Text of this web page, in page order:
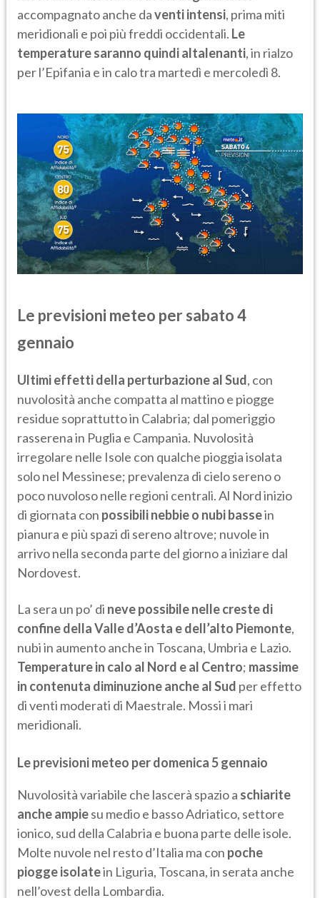
accompagnato anche daventi intensi, prima miti
meridionali e poi più freddi occidentali. Le
temperature saranno quindi altalenanti, in rialzo
per l’Epifania e in calo tra martedì e mercoledì 8.
Le previsioni meteo per sabato 4
gennaio
Ultimi effetti della perturbazione al Sud, con
nuvolosità anche compatta al mattino e piogge
residue soprattutto in Calabria; dal pomeriggio
rasserena in Puglia e Campania. Nuvolosità
irregolare nelle Isole con qualche pioggia isolata
solo nel Messinese; prevalenza di cielo sereno o
poco nuvoloso nelle regioni centrali. Al Nord inizio
di giornata con possibili nebbie o nubi bassein
pianura e più spazi di sereno altrove; nuvole in
arrivo nella seconda parte del giorno a iniziare dal
Nordovest.
La sera un po’ di neve possibile nelle creste di
confine della Valle d’Aosta e dell’alto Piemonte,
nubi in aumento anche in Toscana, Umbria e Lazio.
Temperature in calo al Nord e al Centro; massime
in contenuta diminuzione anche al Sud per effetto
di venti moderati di Maestrale. Mossi i mari
meridionali.
Le previsioni meteo per domenica 5 gennaio
Nuvolosità variabile che lascerà spazio a schiarite
anche ampiesu medio e basso Adriatico, settore
ionico, sud della Calabria e buona parte delle isole.
Molte nuvole nel resto d’Italia ma con poche
piogge isolatein Liguria, Toscana, in serata anche
nell’ovest della Lombardia.